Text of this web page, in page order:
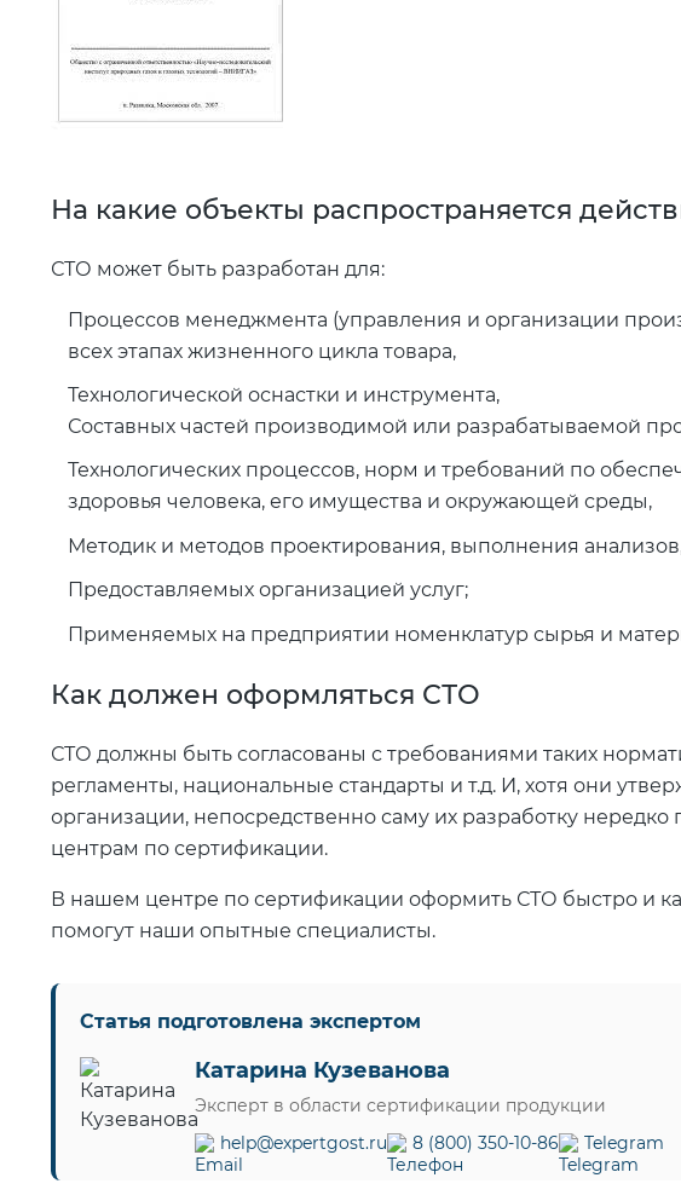
На какие объекты распространяется
СТО может быть разработан для:
Процессов менеджмента (управления и организации
всех этапах жизненного цикла товара,
Технологической оснастки и инструмента,
Составных частей производимой или разрабатываемой
Технологических процессов, норм и требований по
здоровья человека, его имущества и окружающей среды,
Методик и методов проектирования, выполнения
Предоставляемых организацией услуг;
Применяемых на предприятии номенклатур сырья и
Как должен оформляться СТО
СТО должны быть согласованы с требованиями таких
регламенты, национальные стандарты и т.д. И, хотя они
организации, непосредственно саму их разработку
центрам по сертификации.
В нашем центре по сертификации оформить СТО быстро и
помогут наши опытные специалисты.
Статья подготовлена экспертом
Катарина Кузеванова
Эксперт в области сертификации продукции
help@expertgost.ru
8 (800) 350-10-86 Telegram